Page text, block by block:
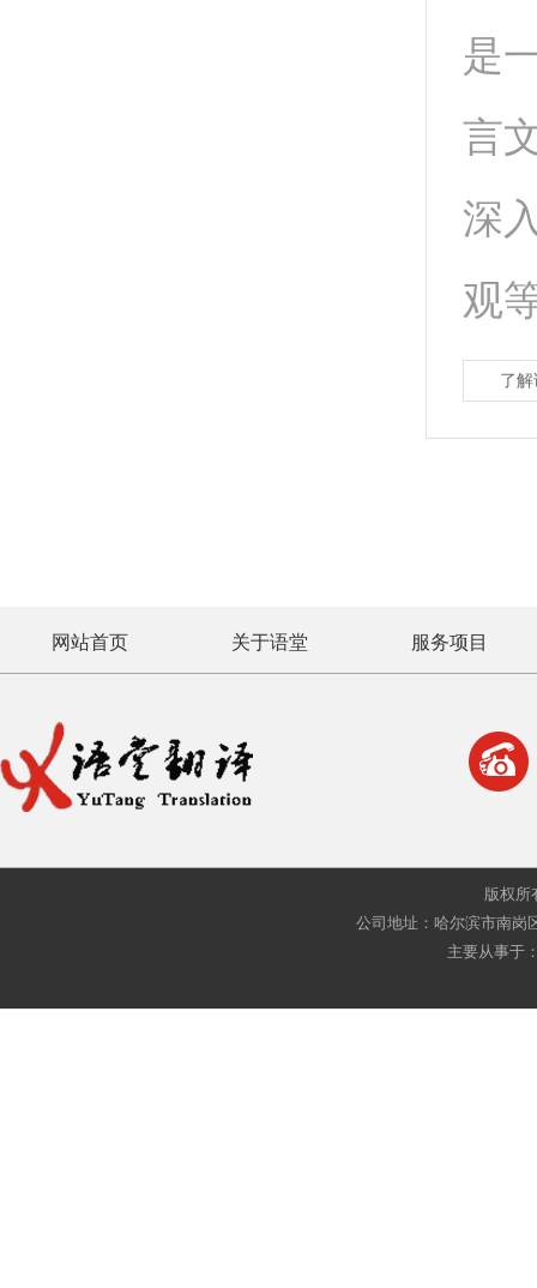
是
言
深
观
了
网站首页 关于语堂 服务项目
版权
公司地址：哈尔滨市南
主要从事于